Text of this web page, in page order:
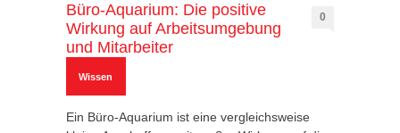
Büro-Aquarium: Die positive
Wirkung auf Arbeitsumgebung
und Mitarbeiter
0
Wissen
Ein Büro-Aquarium ist eine vergleichsweise